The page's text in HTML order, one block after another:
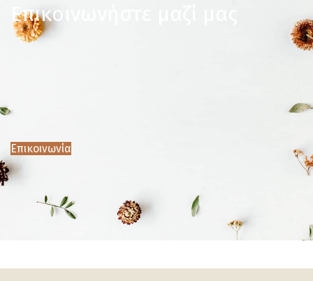
Επικοινωνήστε μαζί μας
Επικοινωνία